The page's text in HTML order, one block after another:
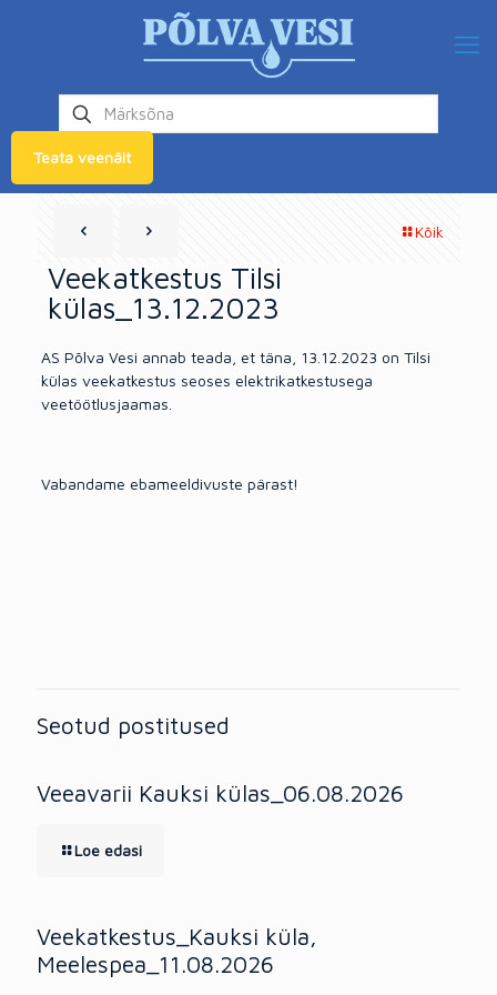
Teata veenäit
Kõik
Veekatkestus Tilsi
külas_13.12.2023
AS Põlva Vesi annab teada, et täna, 13.12.2023 on Tilsi
külas veekatkestus seoses elektrikatkestusega
veetöötlusjaamas.
Vabandame ebameeldivuste pärast!
Seotud postitused
Veeavarii Kauksi külas_06.08.2026
Loe edasi
Veekatkestus_Kauksi küla,
Meelespea_11.08.2026